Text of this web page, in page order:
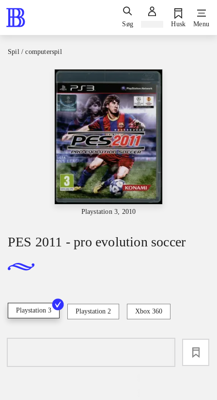
Søg Husk Menu
Spil / computerspil
Playstation 3, 2010
PES 2011 - pro evolution soccer
Playstation 3 Playstation 2 Xbox 360